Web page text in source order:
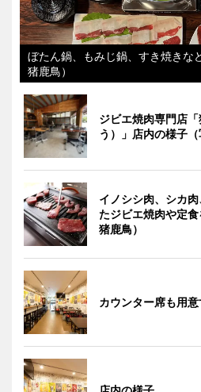
ぼたん鍋、もみじ鍋、すき焼きな
猪鹿鳥）
ジビエ焼肉専門店
う）」店内の様子（
イノシシ肉、シカ
たジビエ焼肉や定
猪鹿鳥）
カウンター席も用意